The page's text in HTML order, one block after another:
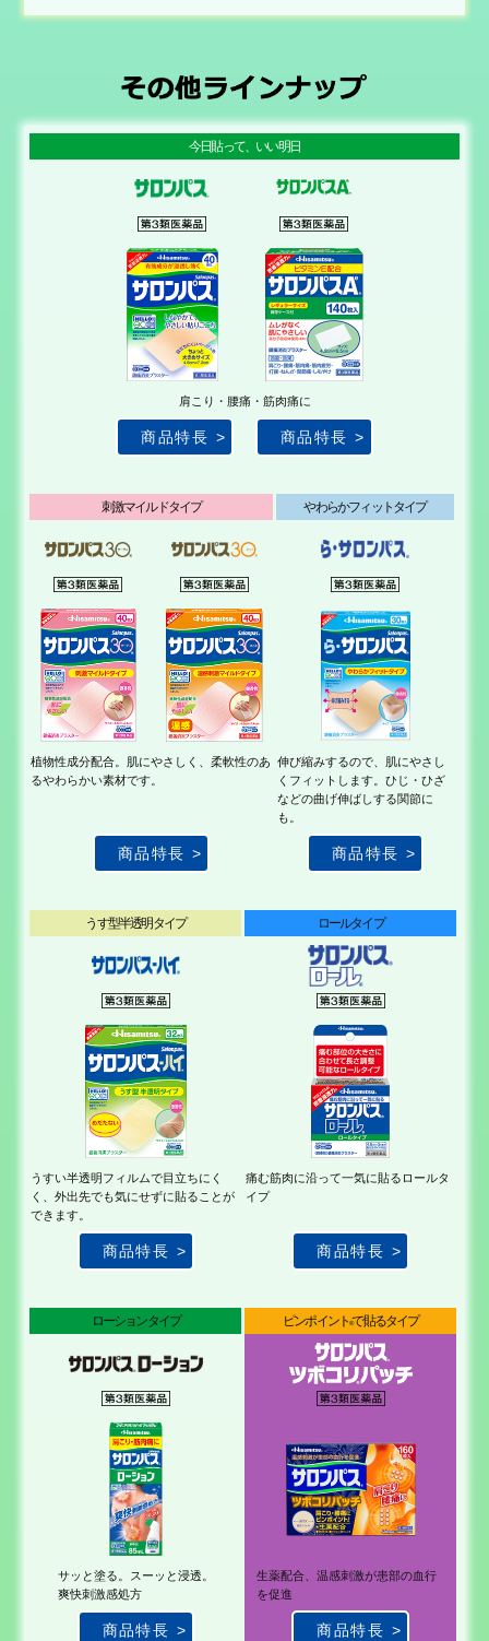
今日貼って、いい明日
肩こり・腰痛・筋肉痛に
商品特長 商品特長
刺激マイルドタイプ
植物性成分配合。肌にやさしく、柔軟性のあ
るやわらかい素材です。
商品特長
やわらかフィットタイプ
伸び縮みするので、肌にやさし
くフィットし ます。ひじ・ひざ
などの曲げ伸ばしする関節に
も。
商品特長
うす型半透明タイプ
うすい半透明フィルムで目立ちにく
く、外出先でも気にせずに貼る ことが
できます。
商品特長
ロールタイプ
痛む筋肉に沿って一気に貼るロールタ
イプ
商品特長
ローションタイプ
サッと塗る。スーッと浸透。
爽快刺激感処方
商品特長
ピンポイント®で貼るタイプ
生薬配合、温感刺激が患部の血行
を促進
商品特長